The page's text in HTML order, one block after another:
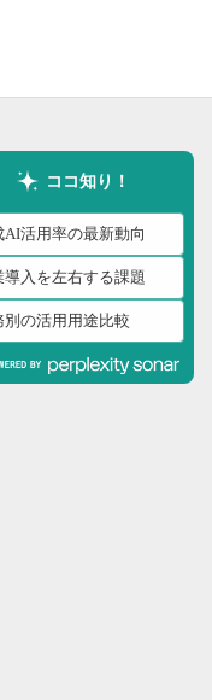
ココ知り！
AI活用率の最新動向
導入を左右する課題
別の活用用途比較